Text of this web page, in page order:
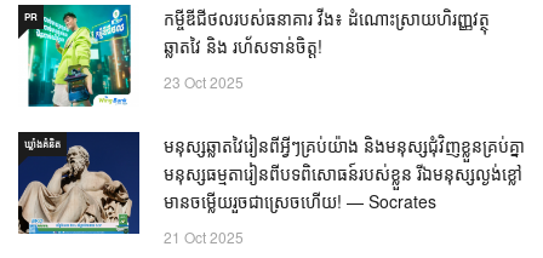
PR
កម្ចីឌីជីថលរបស់ធនាគារ វីង៖ ដំណោះស្រាយហិរញ្ញវត្ថុ
ឆ្លាតវៃ និង រហ័សទាន់ចិត្ត!
23 Oct 2025
ឃ្លាំង​គំនិត
មនុស្សឆ្លាតវៃរៀនពីអ្វីៗគ្រប់យ៉ាង និងមនុស្សជុំវិញខ្លួនគ្រប់គ្នា
មនុស្សធម្មតារៀនពីបទពិសោធន៍របស់ខ្លួន រីឯមនុស្សល្ងង់ខ្លៅ
មានចម្លើយរួចជាស្រេចហើយ! — Socrates
21 Oct 2025